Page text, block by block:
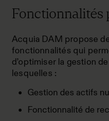
Fonctionnalités
Acquia DAM propose
fonctionnalités qui
d’optimiser la gestion
lesquelles :
Gestion des actifs
Fonctionnalité de